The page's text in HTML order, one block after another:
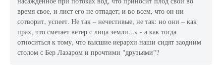
время свое, и лист его не отпадет; и во всем, что он ни
сотворит, успеет. Не так – нечестивые, не так: но они – как
прах, что сметает ветер с лица земли...» - а как тогда
относиться к тому, что высшие иерархи наши сидят заодним
столом с Бер Лазаром и прочтими "друзьями"?